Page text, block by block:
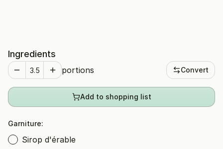
Ingredients
portions Convert
Add to shopping list
Garniture:
Sirop d'érable